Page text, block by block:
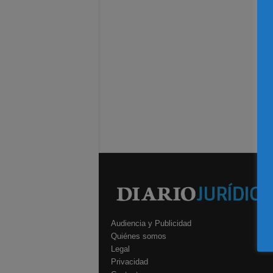
Audiencia y Publicidad
Quiénes somos
Legal
Privacidad